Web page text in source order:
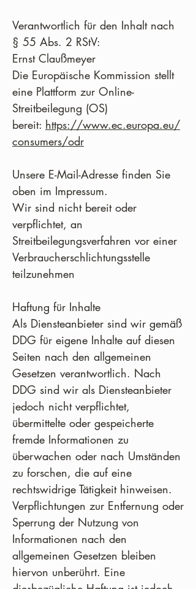
Verantwortlich für den Inhalt nach
§ 55 Abs. 2 RStV:
Ernst Claußmeyer
Die Europäische Kommission stellt
eine Plattform zur Online-
Streitbeilegung (OS)
bereit: https://www.ec.europa.eu/
consumers/odr
Unsere E-Mail-Adresse finden Sie
oben im Impressum.
Wir sind nicht bereit oder
verpflichtet, an
Streitbeilegungsverfahren vor einer
Verbraucherschlichtungsstelle
teilzunehmen
Haftung für Inhalte
Als Diensteanbieter sind wir gemäß
DDG für eigene Inhalte auf diesen
Seiten nach den allgemeinen
Gesetzen verantwortlich. Nach
DDG sind wir als Diensteanbieter
jedoch nicht verpflichtet,
übermittelte oder gespeicherte
fremde Informationen zu
überwachen oder nach Umständen
zu forschen, die auf eine
rechtswidrige Tätigkeit hinweisen.
Verpflichtungen zur Entfernung oder
Sperrung der Nutzung von
Informationen nach den
allgemeinen Gesetzen bleiben
hiervon unberührt. Eine